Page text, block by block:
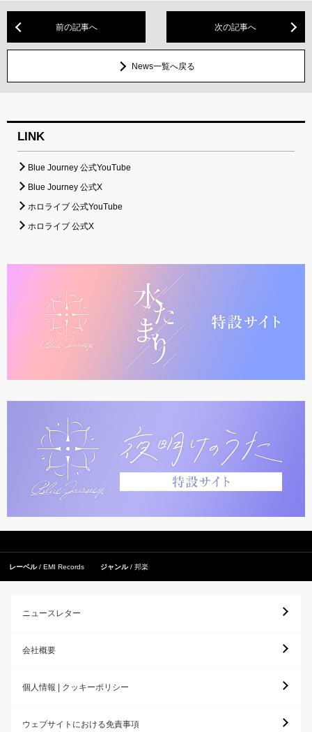
前の記事へ 次の記事へ
News一覧へ戻る
LINK
Blue Journey 公式YouTube
Blue Journey 公式X
ホロライブ 公式YouTube
ホロライブ 公式X
レーベル EMI Records ジャンル 邦楽
ニュースレター
会社概要
個人情報 | クッキーポリシー
ウェブサイトにおける免責事項